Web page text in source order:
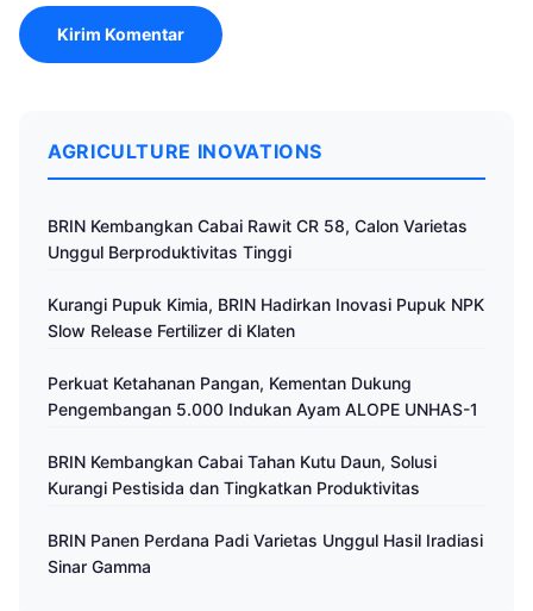
AGRICULTURE INOVATIONS
BRIN Kembangkan Cabai Rawit CR 58, Calon Varietas
Unggul Berproduktivitas Tinggi
Kurangi Pupuk Kimia, BRIN Hadirkan Inovasi Pupuk NPK
Slow Release Fertilizer di Klaten
Perkuat Ketahanan Pangan, Kementan Dukung
Pengembangan 5.000 Indukan Ayam ALOPE UNHAS-1
BRIN Kembangkan Cabai Tahan Kutu Daun, Solusi
Kurangi Pestisida dan Tingkatkan Produktivitas
BRIN Panen Perdana Padi Varietas Unggul Hasil Iradiasi
Sinar Gamma